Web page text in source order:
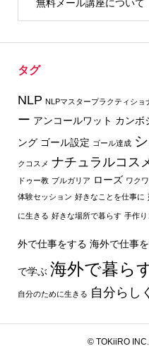
無料メール講座について
タグ
NLP NLPマスタープラクティショ
ー アンコールワット カンボ
ング ゴール設定 ゴール達成
クコスメ ナチュラルコス
ドゥー教 ブルガリア ローズ ワク
体験セッション 好きなことを仕事に
に生きる 好きな場所で暮らす 手作り
外で仕事をする 海外で仕事
で学ぶ 海外で暮ら
自分のために生きる 自分らし
© TOKiiRO